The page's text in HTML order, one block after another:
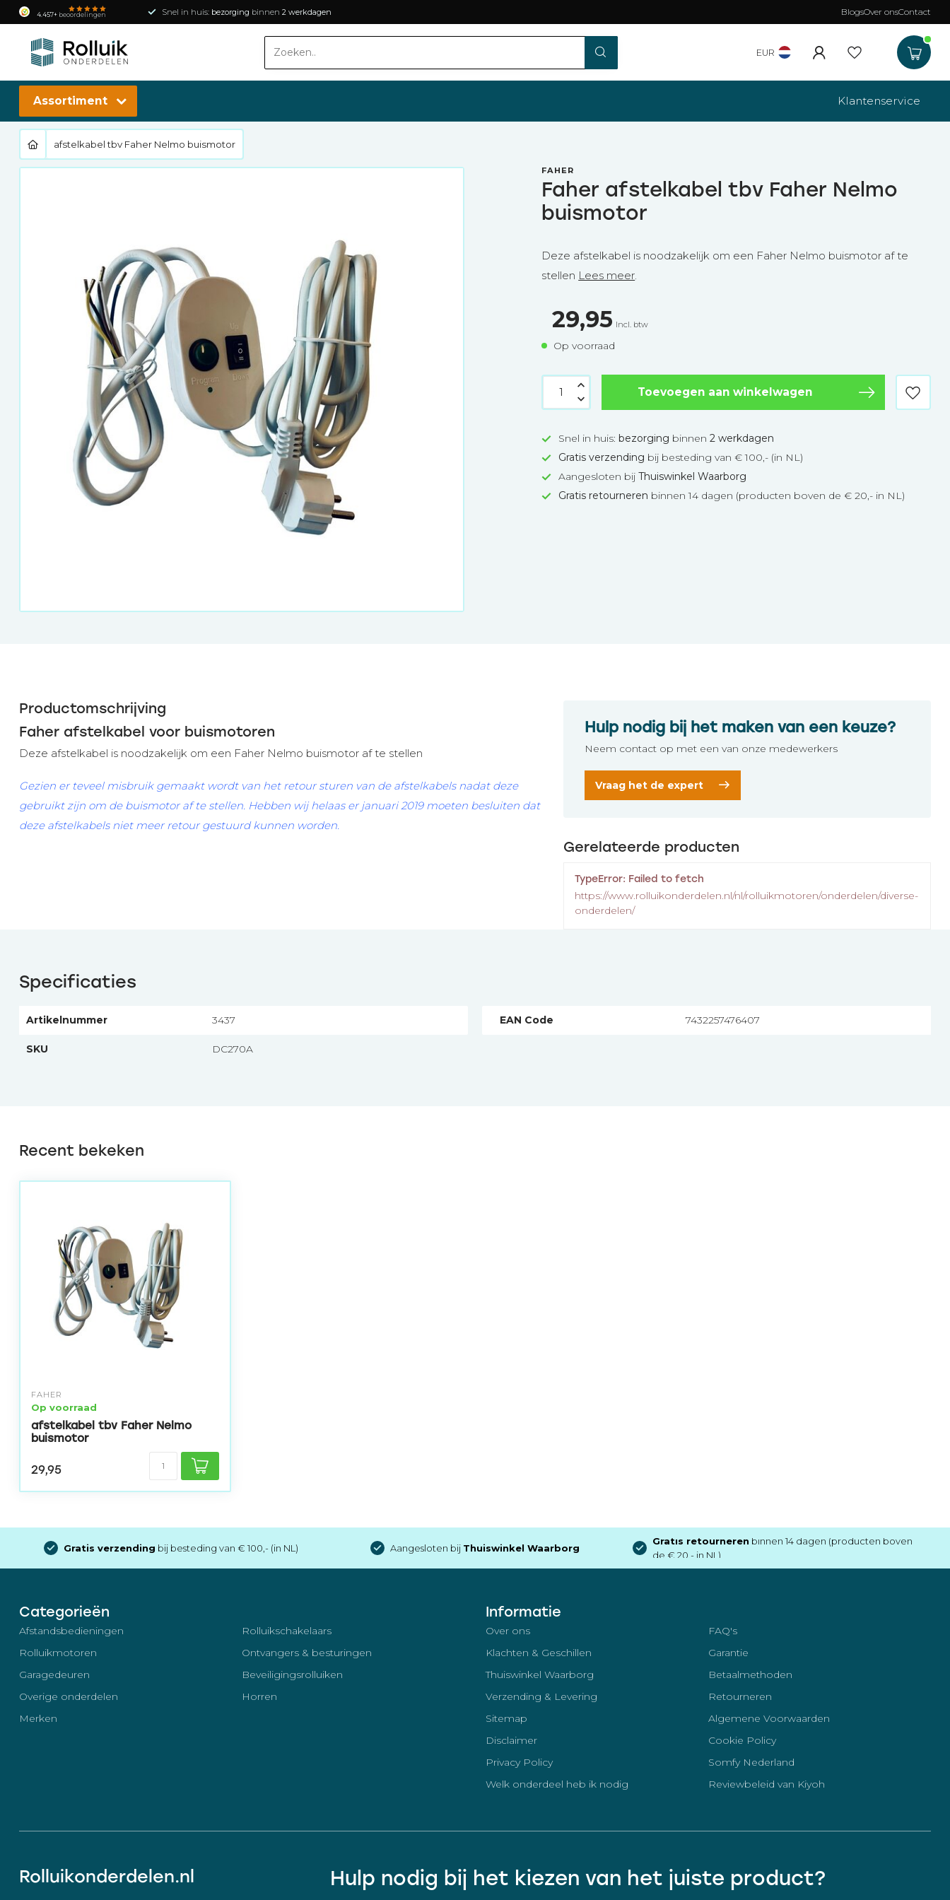
4.457+ beoordelingen Snel in huis: bezorging binnen 2 werkdagen Gratis verzending
BlogsOver onsContact
EUR
Assortiment Klantenservice
afstelkabel tbv Faher Nelmo buismotor
FAHER
Faher afstelkabel tbv Faher Nelmo
buismotor
Deze afstelkabel is noodzakelijk om een Faher Nelmo buismotor af te
stellen Lees meer.
29,95 Incl. btw
Op voorraad
Toevoegen aan winkelwagen
Snel in huis:bezorging binnen2 werkdagen
Gratis verzending bij besteding van € 100,- (in NL)
Aangesloten bijThuiswinkel Waarborg
Gratis retourneren binnen 14 dagen (producten boven de € 20,- in NL)
Productomschrijving
Faher afstelkabel voor buismotoren
Deze afstelkabel is noodzakelijk om een Faher Nelmo buismotor af te stellen
Gezien er teveel misbruik gemaakt wordt van het retour sturen van de afstelkabels nadat deze
gebruikt zijn om de buismotor af te stellen. Hebben wij helaas er januari 2019 moeten besluiten dat
deze afstelkabels niet meer retour gestuurd kunnen worden.
Hulp nodig bij het maken van een keuze?
Neem contact op met een van onze medewerkers
Vraag het de expert
Gerelateerde producten
TypeError: Failed to fetch
https://www.rolluikonderdelen.nl/nl/rolluikmotoren/onderdelen/diverse-
onderdelen/
Specificaties
Artikelnummer 3437 EAN Code 7432257476407
SKU DC270A
Recent bekeken
FAHER
Op voorraad
afstelkabel tbv Faher Nelmo
buismotor
29,95
Gratis verzending bij besteding van € 100,- (in NL) Aangesloten bij Thuiswinkel Waarborg
Gratis retourneren binnen 14 dagen (producten boven
de € 20,- in NL)
Categorieën
Afstandsbedieningen
Rolluikschakelaars
Rolluikmotoren
Ontvangers & besturingen
Garagedeuren
Beveiligingsrolluiken
Overige onderdelen
Horren
Merken
Informatie
Over ons
FAQ's
Klachten & Geschillen
Garantie
Thuiswinkel Waarborg
Betaalmethoden
Verzending & Levering
Retourneren
Sitemap
Algemene Voorwaarden
Disclaimer
Cookie Policy
Privacy Policy
Somfy Nederland
Welk onderdeel heb ik nodig
Reviewbeleid van Kiyoh
Rolluikonderdelen.nl Hulp nodig bij het kiezen van het juiste product?